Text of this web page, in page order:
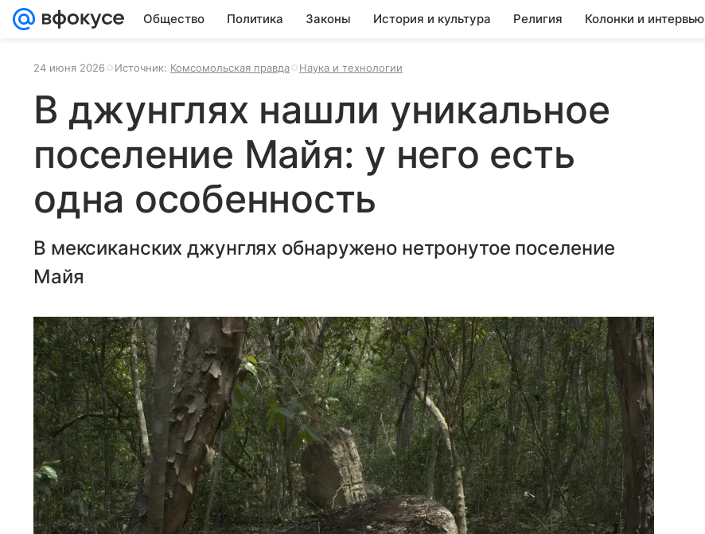
Общество Политика Законы История и культура Религия Колонки и интервью
24 июня 2026 Источник: Комсомольская правда Наука и технологии
В джунглях нашли уникальное
поселение Майя: у него есть
одна особенность
В мексиканских джунглях обнаружено нетронутое поселение
Майя